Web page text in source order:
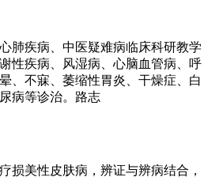
肺疾病、中医疑难病临床科研教学
性疾病、风湿病、心脑血管病、呼
、不寐、萎缩性胃炎、干燥症、白
病等诊治。路志
损美性皮肤病，辨证与辨病结合，